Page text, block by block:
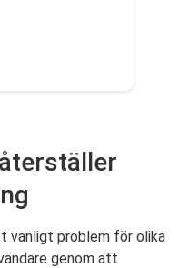
vanligt problem för olika
genom att